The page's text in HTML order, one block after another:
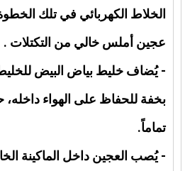
الخلاط الكهربائي في تلك
عجين أملس خالي من التكتلات .
- يُضاف خليط بياض البيض
بخفة للحفاظ على الهواء داخله،
تماماً.
- يُصب العجين داخل الماكينة